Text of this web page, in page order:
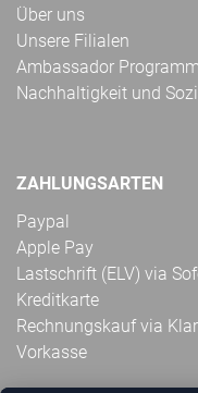
Über uns
Unsere Filialen
Ambassador Programm
Nachhaltigkeit und
ZAHLUNGSARTEN
Paypal
Apple Pay
Lastschrift (ELV) via
Kreditkarte
Rechnungskauf via
Vorkasse